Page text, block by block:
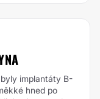
implantáty B-
hned po